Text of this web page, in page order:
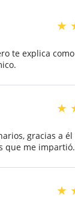
★
te explica
★
gracias a
que me impartió.
★